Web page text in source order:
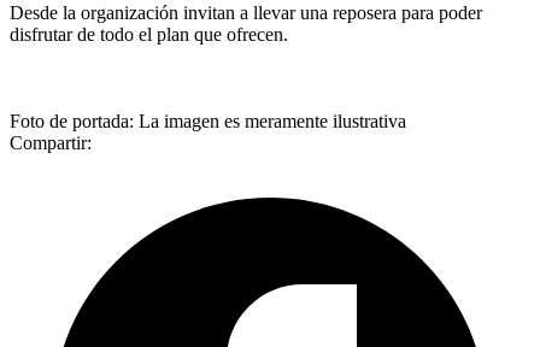
Desde la organización invitan a llevar una reposera para poder
disfrutar de todo el plan que ofrecen.
Foto de portada: La imagen es meramente ilustrativa
Compartir: